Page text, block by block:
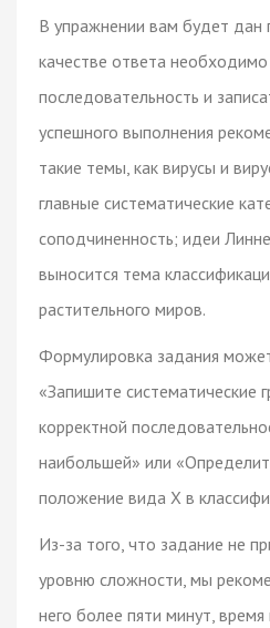
В упражнении вам будет дан
качестве ответа необходимо
последовательность и
успешного выполнения
такие темы, как вирусы и
главные систематические
соподчиненность; идеи
выносится тема
растительного миров.
Формулировка задания
«Запишите систематические
корректной
наибольшей» или
положение вида X в
Из-за того, что задание не
уровню сложности, мы
него более пяти минут,